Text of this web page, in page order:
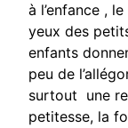
à l’enfance ,
yeux des
enfants
peu de
surtout une
petitesse, la